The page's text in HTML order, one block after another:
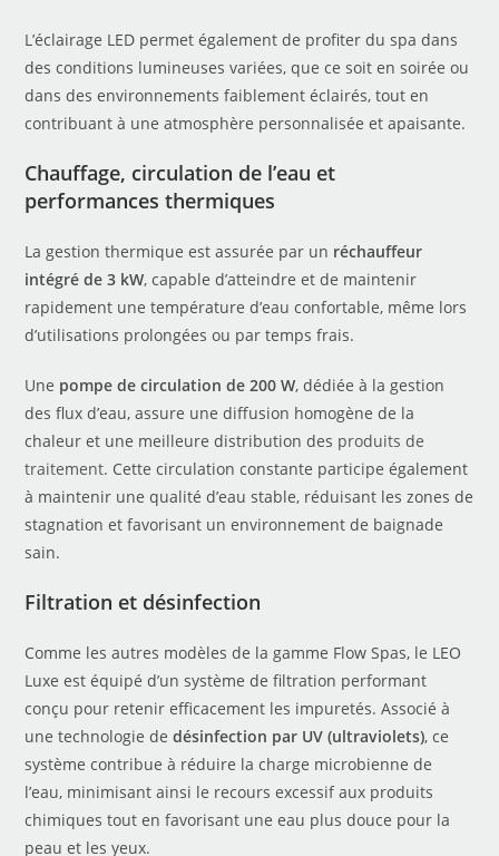
L’éclairage LED permet également de profiter du spa dans
des conditions lumineuses variées, que ce soit en soirée ou
dans des environnements faiblement éclairés, tout en
contribuant à une atmosphère personnalisée et apaisante.
Chauffage, circulation de l’eau et
performances thermiques
La gestion thermique est assurée par un réchauffeur
intégré de 3 kW, capable d’atteindre et de maintenir
rapidement une température d’eau confortable, même lors
d’utilisations prolongées ou par temps frais.
Une pompe de circulation de 200 W, dédiée à la gestion
des flux d’eau, assure une diffusion homogène de la
chaleur et une meilleure distribution des produits de
traitement. Cette circulation constante participe également
à maintenir une qualité d’eau stable, réduisant les zones de
stagnation et favorisant un environnement de baignade
sain.
Filtration et désinfection
Comme les autres modèles de la gamme Flow Spas, le LEO
Luxe est équipé d’un système de filtration performant
conçu pour retenir efficacement les impuretés. Associé à
une technologie dedésinfection par UV (ultraviolets), ce
système contribue à réduire la charge microbienne de
l’eau, minimisant ainsi le recours excessif aux produits
chimiques tout en favorisant une eau plus douce pour la
peau et les yeux.